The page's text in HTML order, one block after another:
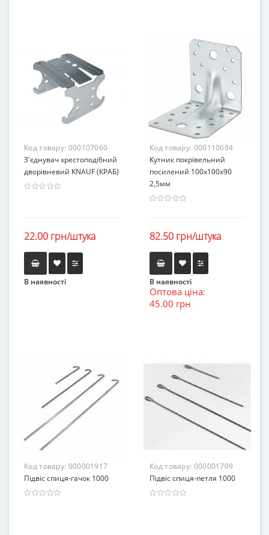
Код товару: 000107060
З'єднувач хрестоподібний
дворівневий KNAUF (КРАБ)
22.00 грн/штука
В наявності
Код товару: 000110684
Кутник покрівельний
посилений 100х100х90
2,5мм
82.50 грн/штука
В наявності
Оптова ціна:
45.00 грн
Код товару: 000001917
Підвіс спиця-гачок 1000
Код товару: 000001709
Підвіс спиця-петля 1000